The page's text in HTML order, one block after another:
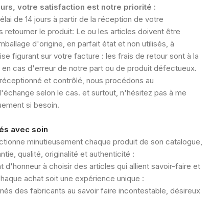
votre satisfaction est notre priorité :
de 14 jours à partir de la réception de votre
retourner le produit: Le ou les articles doivent être
d'origine, en parfait état et non utilisés, à
figurant sur votre facture : les frais de retour sont à la
cas d'erreur de notre part ou de produit défectueux.
et contrôlé, nous procédons au
selon le cas. et surtout, n'hésitez pas à me
si besoin.
avec soin
minutieusement chaque produit de son catalogue,
qualité, originalité et authenticité :
d'honneur à choisir des articles qui allient savoir-faire et
achat soit une expérience unique :
des fabricants au savoir faire incontestable, désireux